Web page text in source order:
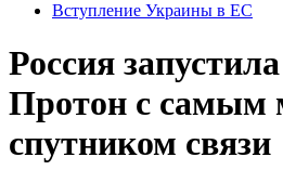
Вступление Украины в ЕС
Россия
Протон с
спутником связи